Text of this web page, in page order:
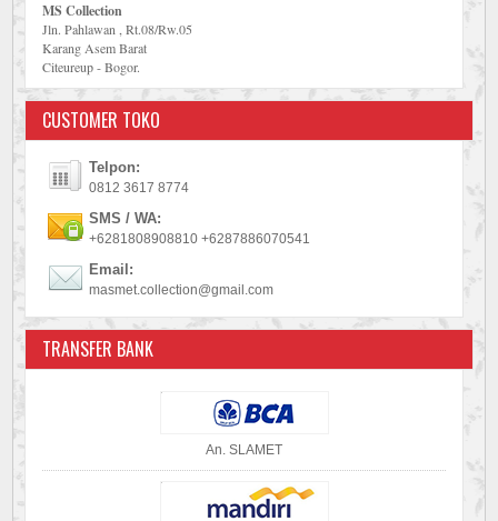
MS Collection
Jln. Pahlawan , Rt.08/Rw.05
Karang Asem Barat
Citeureup - Bogor.
CUSTOMER TOKO
Telpon:
0812 3617 8774
SMS / WA:
+6281808908810 +6287886070541
Email:
masmet.collection@gmail.com
TRANSFER BANK
An. SLAMET